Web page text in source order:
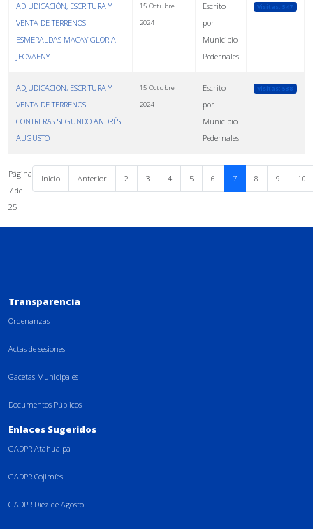
ADJUDICACIÓN, ESCRITURA Y
VENTA DE TERRENOS
ESMERALDAS MACAY GLORIA
JEOVAENY
15 Octubre
2024
Escrito
por
Municipio
Pedernales
Visitas: 547
ADJUDICACIÓN, ESCRITURA Y
VENTA DE TERRENOS
CONTRERAS SEGUNDO ANDRÉS
AUGUSTO
15 Octubre
2024
Escrito
por
Municipio
Pedernales
Visitas: 538
Página
7 de
25
Inicio Anterior 2 3 4 5 6 7 8 9 10
Transparencia
Ordenanzas
Actas de sesiones
Gacetas Municipales
Documentos Públicos
Enlaces Sugeridos
GADPR Atahualpa
GADPR Cojimíes
GADPR Diez de Agosto